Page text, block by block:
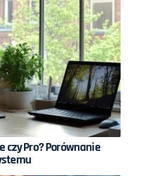
czy Pro? Porównanie